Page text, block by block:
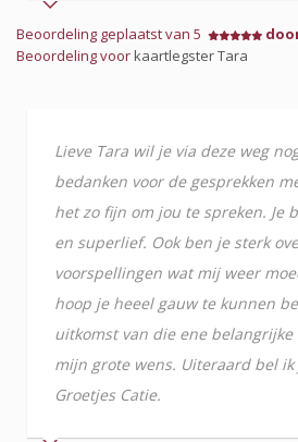
Beoordeling geplaatst van 5
Beoordeling voorkaartlegster Tara
Lieve Tara wil je via deze weg
bedanken voor de gesprekken
het zo fijn om jou te spreken. Je
en superlief. Ook ben je sterk
voorspellingen wat mij weer
hoop je heeel gauw te kunnen
uitkomst van die ene
mijn grote wens. Uiteraard bel ik
Groetjes Catie.